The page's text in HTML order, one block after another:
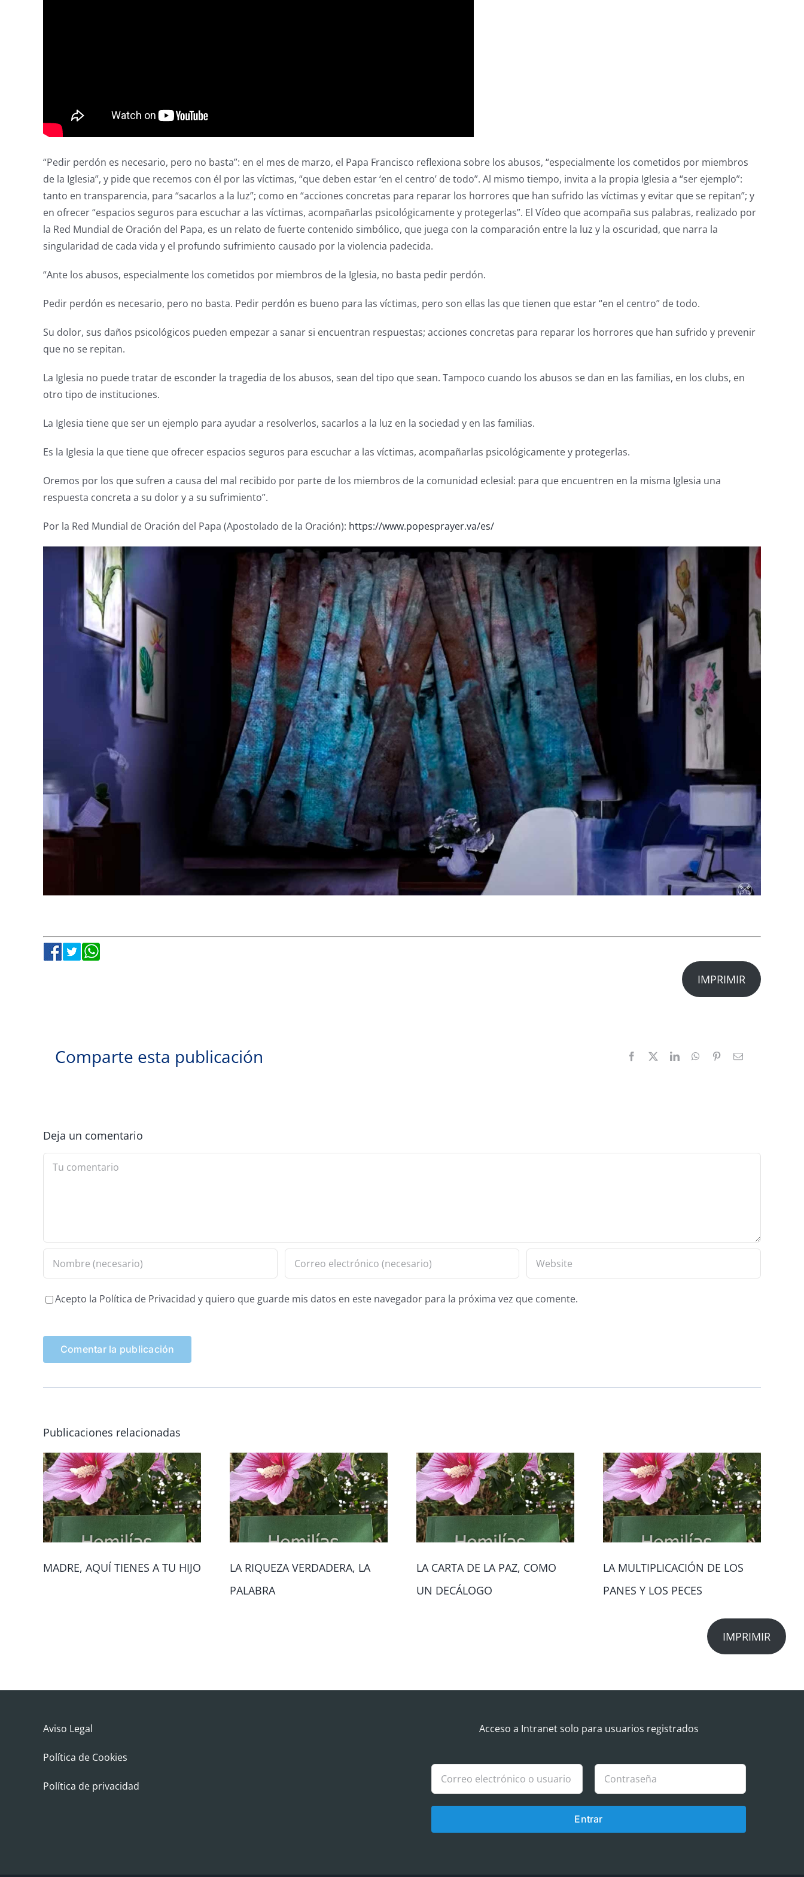
“Pedir perdón es necesario, pero no basta”: en el mes de marzo, el Papa Francisco reflexiona sobre los abusos, “especialmente los cometidos por miembros
de la Iglesia”, y pide que recemos con él por las víctimas, “que deben estar ‘en el centro’ de todo”. Al mismo tiempo, invita a la propia Iglesia a “ser ejemplo”:
tanto en transparencia, para “sacarlos a la luz”; como en “acciones concretas para reparar los horrores que han sufrido las víctimas y evitar que se repitan”; y
en ofrecer “espacios seguros para escuchar a las víctimas, acompañarlas psicológicamente y protegerlas”. El Vídeo que acompaña sus palabras, realizado por
la Red Mundial de Oración del Papa, es un relato de fuerte contenido simbólico, que juega con la comparación entre la luz y la oscuridad, que narra la
singularidad de cada vida y el profundo sufrimiento causado por la violencia padecida.
“Ante los abusos, especialmente los cometidos por miembros de la Iglesia, no basta pedir perdón.
Pedir perdón es necesario, pero no basta. Pedir perdón es bueno para las víctimas, pero son ellas las que tienen que estar “en el centro” de todo.
Su dolor, sus daños psicológicos pueden empezar a sanar si encuentran respuestas; acciones concretas para reparar los horrores que han sufrido y prevenir
que no se repitan.
La Iglesia no puede tratar de esconder la tragedia de los abusos, sean del tipo que sean. Tampoco cuando los abusos se dan en las familias, en los clubs, en
otro tipo de instituciones.
La Iglesia tiene que ser un ejemplo para ayudar a resolverlos, sacarlos a la luz en la sociedad y en las familias.
Es la Iglesia la que tiene que ofrecer espacios seguros para escuchar a las víctimas, acompañarlas psicológicamente y protegerlas.
Oremos por los que sufren a causa del mal recibido por parte de los miembros de la comunidad eclesial: para que encuentren en la misma Iglesia una
respuesta concreta a su dolor y a su sufrimiento”.
Por la Red Mundial de Oración del Papa (Apostolado de la Oración): https://www.popesprayer.va/es/
IMPRIMIR
Comparte esta publicación
Deja un comentario
Comment
Acepto la Política de Privacidad y quiero que guarde mis datos en este navegador para la próxima vez que comente.
Publicaciones relacionadas
MADRE, AQUÍ TIENES A TU HIJO
LA RIQUEZA VERDADERA, LA
PALABRA
LA CARTA DE LA PAZ, COMO
UN DECÁLOGO
LA MULTIPLICACIÓN DE LOS
PANES Y LOS PECES
IMPRIMIR
Aviso Legal
Política de Cookies
Política de privacidad
Acceso a Intranet solo para usuarios registrados
Entrar